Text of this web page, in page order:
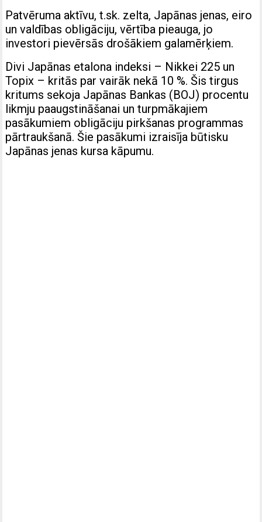
Patvēruma aktīvu, t.sk. zelta, Japānas jenas, eiro
un valdības obligāciju, vērtība pieauga, jo
investori pievērsās drošākiem galamērķiem.
Divi Japānas etalona indeksi – Nikkei 225 un
Topix – kritās par vairāk nekā 10 %. Šis tirgus
kritums sekoja Japānas Bankas (BOJ) procentu
likmju paaugstināšanai un turpmākajiem
pasākumiem obligāciju pirkšanas programmas
pārtraukšanā. Šie pasākumi izraisīja būtisku
Japānas jenas kursa kāpumu.